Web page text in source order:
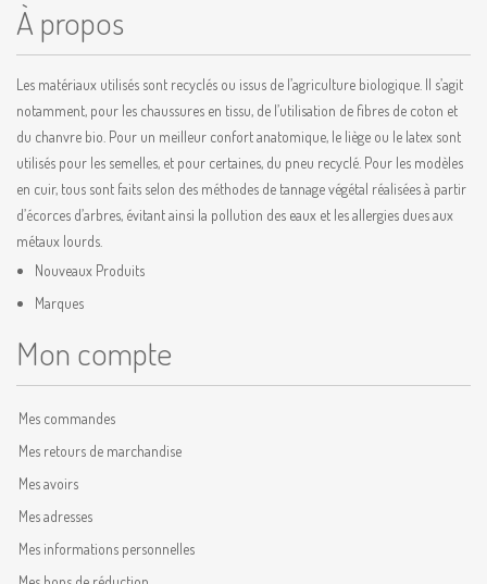
À propos
Les matériaux utilisés sont recyclés ou issus de l’agriculture biologique. Il s’agit
notamment, pour les chaussures en tissu, de l’utilisation de fibres de coton et
du chanvre bio. Pour un meilleur confort anatomique, le liège ou le latex sont
utilisés pour les semelles, et pour certaines, du pneu recyclé. Pour les modèles
en cuir, tous sont faits selon des méthodes de tannage végétal réalisées à partir
d’écorces d’arbres, évitant ainsi la pollution des eaux et les allergies dues aux
métaux lourds.
Nouveaux Produits
Marques
Mon compte
Mes commandes
Mes retours de marchandise
Mes avoirs
Mes adresses
Mes informations personnelles